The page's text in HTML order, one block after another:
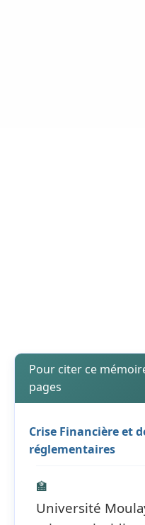
Pour citer ce
pages
Crise Financière et
réglementaires
🏫
Université